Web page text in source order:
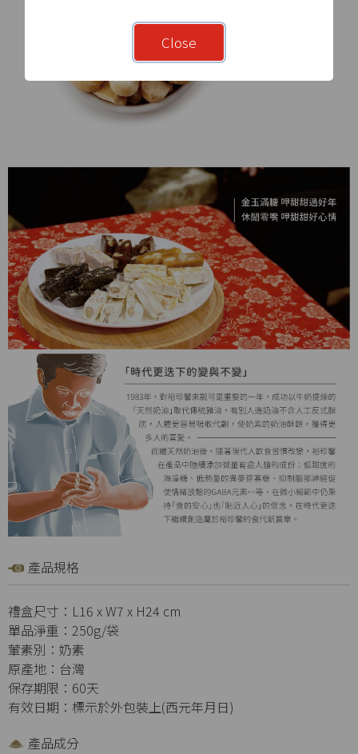
產品規格
禮盒尺寸：L16 x W7 x H24 cm
單品淨重：250g/袋
葷素別：奶素
原產地：台灣
保存期限：60天
有效日期：標示於外包裝上(西元年月日)
產品成分
Close